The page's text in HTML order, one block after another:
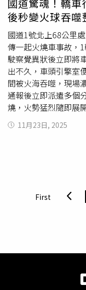
全面提升各站警戒層
在初波混亂尚未平息
目擊者描述，一名黑
先再度丟出煙霧彈後
傷，場面一度陷入恐
景，交通部呼籲民眾
程因此延誤，敬請諒
國道驚魂！轎車
後秒變火球吞噬
國道1號北上68公里
傳一起火燒車事故，
駛察覺異狀後立即將
出不久，車頭引擎室
間被火海吞噬，現場
通報後立即派遣多個
燒，火勢猛烈隨即展
無人受困未釀成傷亡
後，已立即到場協助
11月23日, 2025
First